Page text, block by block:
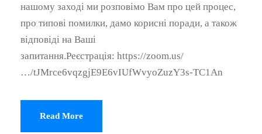
нашому заході ми розповімо Вам про цей процес,
про типові помилки, дамо корисні поради, а також
відповіді на Ваші
запитання.Реєстрація: https://zoom.us/
…/tJMrce6vqzgjE9E6vIUfWvyoZuzY3s-TC1An
Read More